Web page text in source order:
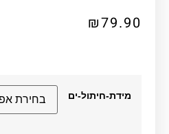
₪79.90
מידת-חיתול-ים